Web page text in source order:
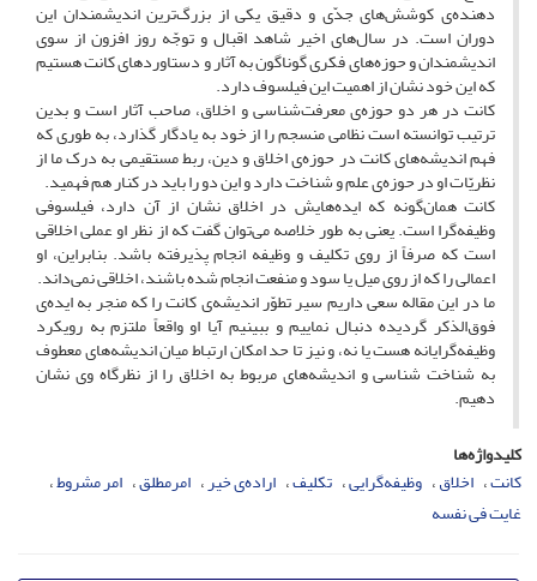
دهنده‌ی کوشش‌های جدّی و دقیق یکی از بزرگ‌ترین اندیشمندان این
دوران است. در سال‌های اخیر شاهد اقبال و توجّه روز افزون از سوی
اندیشمندان و حوزه‌های فکری گوناگون به آثار و دستاوردهای کانت هستیم
که این خود نشان از اهمیت این فیلسوف دارد.
کانت در هر دو حوزه‌ی معرفت‌شناسی و اخلاق، صاحب آثار است و بدین
ترتیب توانسته است نظامی منسجم را از خود به یادگار گذارد، به طوری که
فهم اندیشه‌های کانت در حوزه‌ی اخلاق و دین، ربط مستقیمی به درک ما از
نظریّات او در حوزه‌ی علم و شناخت دارد و این دو را باید در کنار هم فهمید.
کانت همان‌گونه که ایده‌هایش در اخلاق نشان از آن دارد، فیلسوفی
وظیفه‌گرا است. یعنی به طور خلاصه می‌توان گفت که از نظر او عملی اخلاقی
است که صرفاً از روی تکلیف و وظیفه انجام پذیرفته باشد. بنابراین، او
اعمالی را که از روی میل یا سود و منفعت انجام شده باشند، اخلاقی نمی‌داند.
ما در این مقاله سعی داریم سیر تطوّر اندیشه‌ی کانت را که منجر به ایده‌ی
فوق‌الذکر گردیده دنبال نماییم و ببینیم آیا او واقعاً ملتزم به رویکرد
وظیفه‌گرایانه هست یا نه، و نیز تا حد امکان ارتباط میان اندیشه‌های معطوف
به شناخت شناسی و اندیشه‌های مربوط به اخلاق را از نظرگاه وی نشان
دهیم.
کلیدواژه‌ها
کانت اخلاق وظیفه‌گرایی تکلیف اراده‌ی خیر امرمطلق امر مشروط
غایت فی نفسه